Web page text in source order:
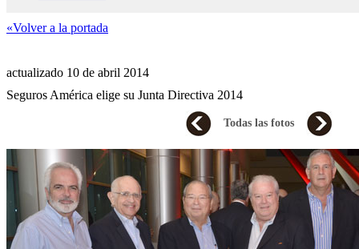
«Volver a la portada
actualizado 10 de abril 2014
Seguros América elige su Junta Directiva 2014
Todas las fotos